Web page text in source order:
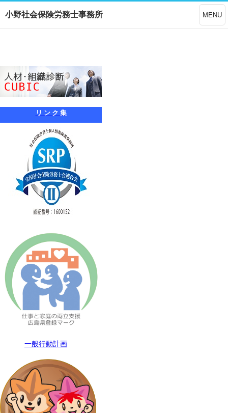
小野社会保険労務士事務所 MENU
リ ン ク 集
一般行動計画